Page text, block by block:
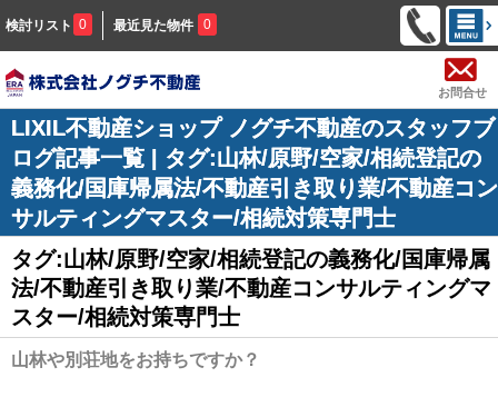
検討リスト 0 最近見た物件 0
お問合せ
LIXIL不動産ショップ ノグチ不動産のスタッフブ
ログ記事一覧 | タグ:山林/原野/空家/相続登記の
義務化/国庫帰属法/不動産引き取り業/不動産コン
サルティングマスター/相続対策専門士
タグ:山林/原野/空家/相続登記の義務化/国庫帰属
法/不動産引き取り業/不動産コンサルティングマ
スター/相続対策専門士
山林や別荘地をお持ちですか？